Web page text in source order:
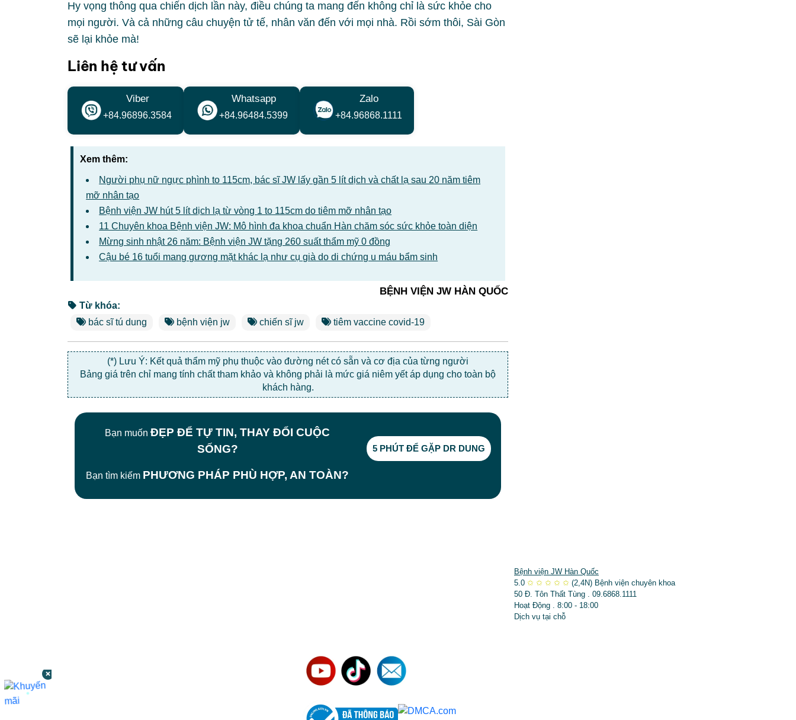
Hy vọng thông qua chiến dịch lần này, điều chúng ta mang đến không chỉ là sức khỏe cho
mọi người. Và cả những câu chuyện tử tế, nhân văn đến với mọi nhà. Rồi sớm thôi, Sài Gòn
sẽ lại khỏe mà!
Liên hệ tư vấn
Viber
+84.96896.3584
Whatsapp
+84.96484.5399
Zalo
+84.96868.1111
Xem thêm:
Người phụ nữ ngực phình to 115cm, bác sĩ JW lấy gần 5 lít dịch và chất lạ sau 20 năm tiêm
mỡ nhân tạo
Bệnh viện JW hút 5 lít dịch lạ từ vòng 1 to 115cm do tiêm mỡ nhân tạo
11 Chuyên khoa Bệnh viện JW: Mô hình đa khoa chuẩn Hàn chăm sóc sức khỏe toàn diện
Mừng sinh nhật 26 năm: Bệnh viện JW tặng 260 suất thẩm mỹ 0 đồng
Cậu bé 16 tuổi mang gương mặt khác lạ như cụ già do di chứng u máu bẩm sinh
BỆNH VIỆN JW HÀN QUỐC
Từ khóa:
bác sĩ tú dung
bệnh viện jw chiến sĩ jw tiêm vaccine covid-19
(*) Lưu Ý: Kết quả thẩm mỹ phụ thuộc vào đường nét có sẵn và cơ địa của từng người
Bảng giá trên chỉ mang tính chất tham khảo và không phải là mức giá niêm yết áp dụng cho toàn bộ
khách hàng.
Bạn muốn ĐẸP ĐỂ TỰ TIN, THAY ĐỔI CUỘC
SỐNG?
Bạn tìm kiếm PHƯƠNG PHÁP PHÙ HỢP, AN TOÀN?
5 PHÚT ĐỂ GẶP DR DUNG
Bệnh viện JW Hàn Quốc
5.0 ✩ ✩ ✩ ✩ ✩ (2,4N) Bệnh viện chuyên khoa
50 Đ. Tôn Thất Tùng . 09.6868.1111
Hoạt Động . 8:00 - 18:00
Dịch vụ tại chỗ